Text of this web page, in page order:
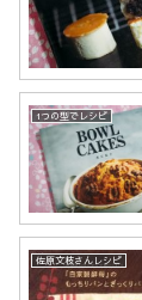
1つの型でレシピ
佐原文枝さんレシピ